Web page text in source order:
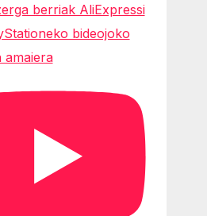
berriak AliExpressi
bideojoko
amaiera